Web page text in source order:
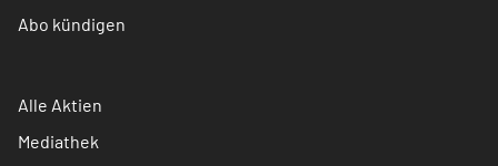
Abo kündigen
Alle Aktien
Mediathek